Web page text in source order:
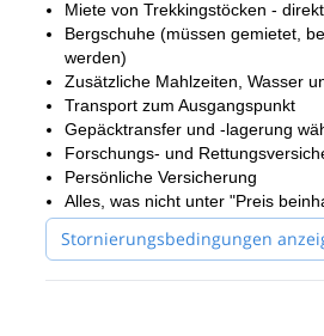
Miete von Trekkingstöcken -
Bergschuhe (müssen gemietet,
werden)
Zusätzliche Mahlzeiten, Wasser
Transport zum Ausgangspunkt
Gepäcktransfer und -lagerung
Forschungs- und
Persönliche Versicherung
Alles, was nicht unter "Preis
Stornierungsbedingungen